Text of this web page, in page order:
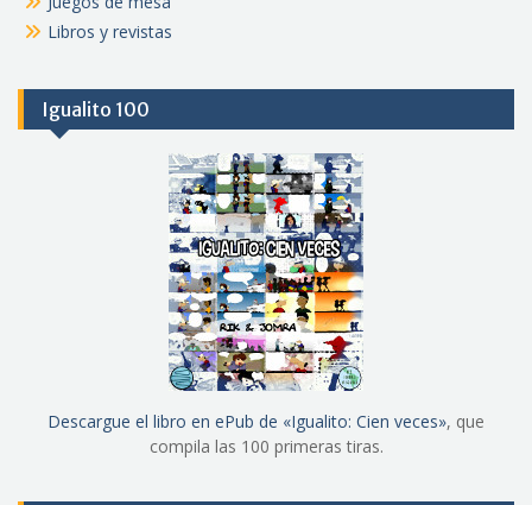
Libros y revistas
Igualito 100
Descargue el libro en ePub de «Igualito: Cien veces», que
compila las 100 primeras tiras.